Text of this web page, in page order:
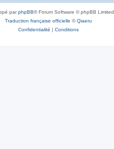
parphpBB® Forum Software © phpBB Limited
Traduction française officielle ©Qiaeru
Confidentialité | Conditions